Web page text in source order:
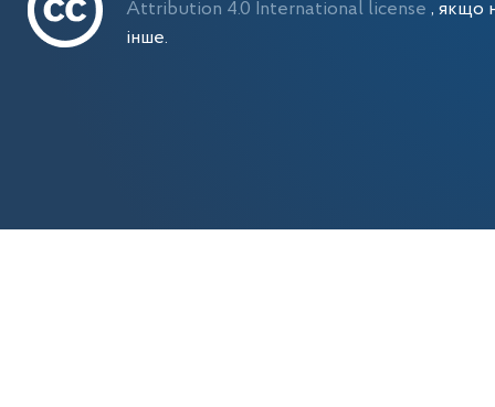
Attribution 4.0 International license, якщо
інше.